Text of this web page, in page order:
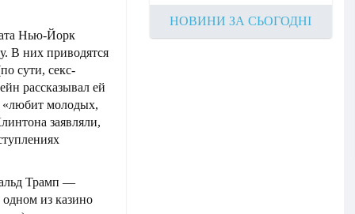
Нью-Йорк
В них приводятся
сути, секс-
рассказывал ей
молодых,
заявляли,
Трамп —
из казино
НОВИНИ ЗА СЬОГОДНІ